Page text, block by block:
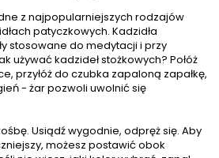
z najpopularniejszych rodzajów
patyczkowych. Kadzidła
stosowane do medytacji i przy
używać kadzideł stożkowych? Połóż
przyłóż do czubka zapaloną zapałkę,
- żar pozwoli uwolnić się
Usiądź wygodnie, odpręż się. Aby
możesz postawić obok